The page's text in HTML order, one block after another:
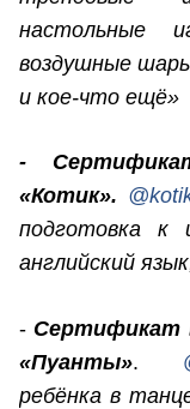
настольные
воздушные
и кое-что ещё»
-
«Котик».
подготовка к
английский
- Сертификат
«Пуанты».
ребёнка в